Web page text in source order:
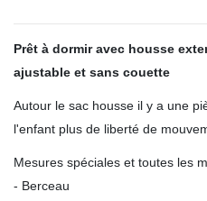
Prêt à dormir avec housse
ajustable et sans couette
Autour le sac housse il y a une
l'enfant plus de liberté de
Mesures spéciales et toutes les
- Berceau